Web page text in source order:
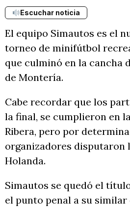
Escuchar noticia
El equipo Simautos es el
torneo de minifútbol
que culminó en la cancha
de Montería.
Cabe recordar que los
la final, se cumplieron en
Ribera, pero por
organizadores disputaron
Holanda.
Simautos se quedó el
el punto penal a su similar